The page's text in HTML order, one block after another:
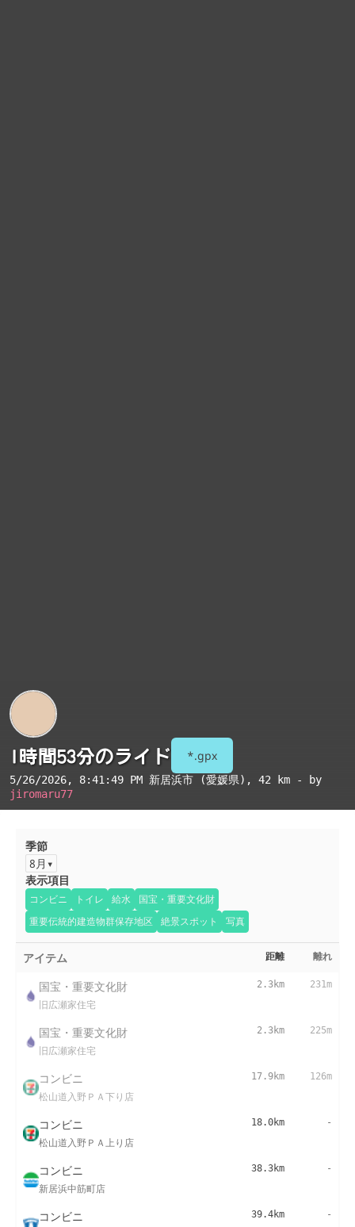
1時間53分のライド *.gpx
5/26/2026, 8:41:49 PM 新居浜市 (愛媛県) , 42 km - by
jiromaru77
季節
8月
表示項目
コンビニ トイレ 給水
国宝・重要文化財
重要伝統的建造物群保存地区
絶景スポット 写真
アイテム 距離 離れ
国宝・重要文化財
旧広瀬家住宅
2.3km 231m
国宝・重要文化財
旧広瀬家住宅
2.3km 225m
コンビニ
松山道入野ＰＡ下り店
17.9km 126m
コンビニ
松山道入野ＰＡ上り店
18.0km -
コンビニ
新居浜中筋町店
38.3km -
コンビニ 39.4km -